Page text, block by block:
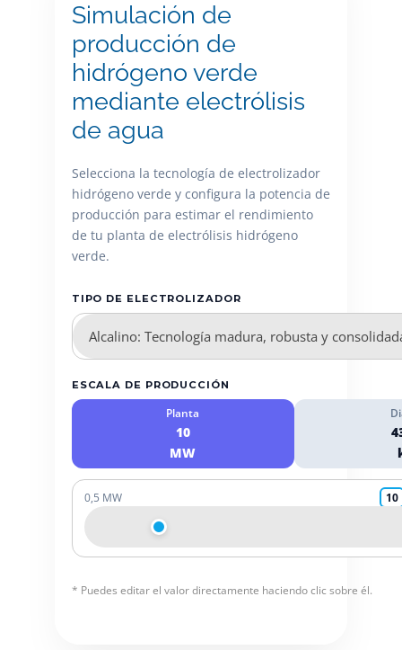
Simulación de
producción de
hidrógeno verde
mediante electrólisis
de agua
Selecciona la tecnología de electrolizador
hidrógeno verde y configura la potencia de
producción para estimar el rendimiento
de tu planta de electrólisis hidrógeno
verde.
TIPO DE ELECTROLIZADOR
ESCALA DE PRODUCCIÓN
Planta
10
MW
0,5 MW 10
* Puedes editar el valor directamente haciendo clic sobre él.